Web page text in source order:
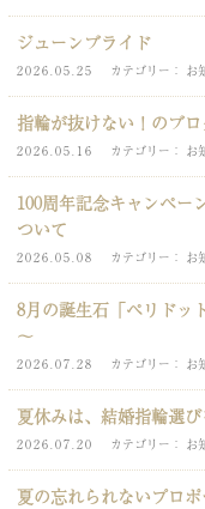
ジューンブライド
2026.05.25 カテゴリー お
指輪が抜けない！のブ
2026.05.16 カテゴリー お
100周年記念キャンペ
ついて
2026.05.08 カテゴリー お
8月の誕生石「ペリドッ
～
2026.07.28 カテゴリー お
夏休みは、結婚指輪選
2026.07.20 カテゴリー お
夏の忘れられないプロ